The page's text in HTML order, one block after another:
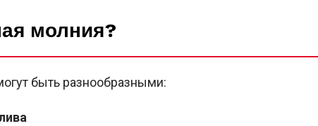
молния?
быть разнообразными: